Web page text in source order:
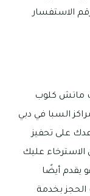
يوم، ورقم الاستفسار
ماتش كلوب
السبا في دبي
على تحفيز
عليك
يقدم أيضًا
الحجز بخدمة